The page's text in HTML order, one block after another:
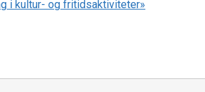
i kultur- og fritidsaktiviteter»